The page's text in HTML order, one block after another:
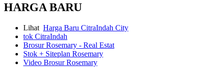
HARGA BARU
Lihat Harga Baru CitraIndah City
tok CitraIndah
Brosur Rosemary - Real Estat
Stok + Siteplan Rosemary
Video Brosur Rosemary